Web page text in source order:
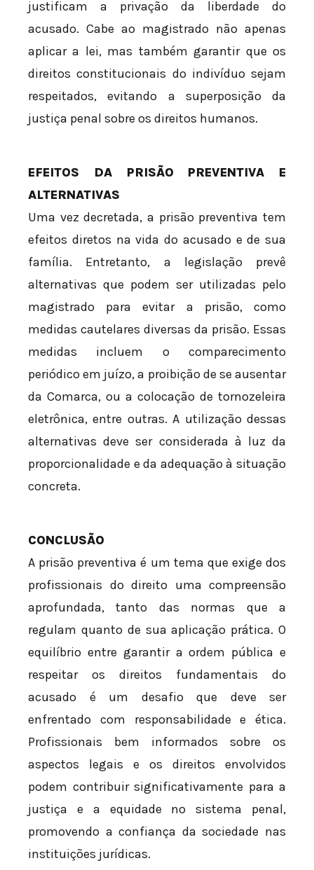
justificam a privação da liberdade do
acusado. Cabe ao magistrado não apenas
aplicar a lei, mas também garantir que os
direitos constitucionais do indivíduo sejam
respeitados, evitando a superposição da
justiça penal sobre os direitos humanos.
EFEITOS DA PRISÃO PREVENTIVA E
ALTERNATIVAS
Uma vez decretada, a prisão preventiva tem
efeitos diretos na vida do acusado e de sua
família. Entretanto, a legislação prevê
alternativas que podem ser utilizadas pelo
magistrado para evitar a prisão, como
medidas cautelares diversas da prisão. Essas
medidas incluem o comparecimento
periódico em juízo, a proibição de se ausentar
da Comarca, ou a colocação de tornozeleira
eletrônica, entre outras. A utilização dessas
alternativas deve ser considerada à luz da
proporcionalidade e da adequação à situação
concreta.
CONCLUSÃO
A prisão preventiva é um tema que exige dos
profissionais do direito uma compreensão
aprofundada, tanto das normas que a
regulam quanto de sua aplicação prática. O
equilíbrio entre garantir a ordem pública e
respeitar os direitos fundamentais do
acusado é um desafio que deve ser
enfrentado com responsabilidade e ética.
Profissionais bem informados sobre os
aspectos legais e os direitos envolvidos
podem contribuir significativamente para a
justiça e a equidade no sistema penal,
promovendo a confiança da sociedade nas
instituições jurídicas.